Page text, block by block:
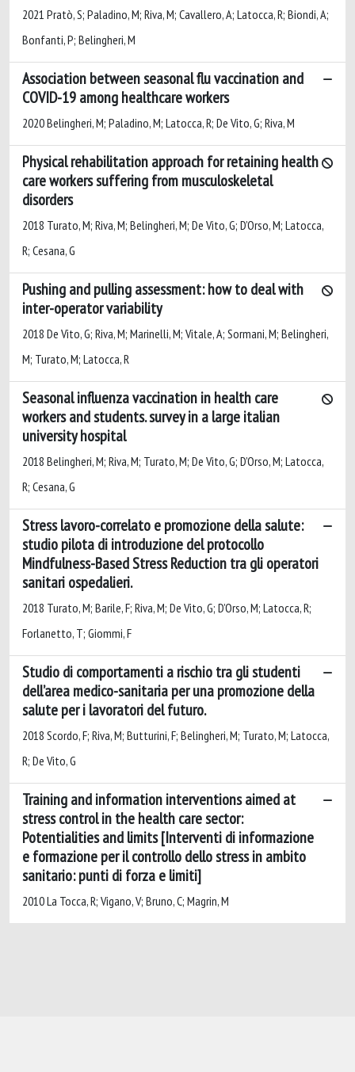
2021 Pratò, S; Paladino, M; Riva, M; Cavallero, A; Latocca, R; Biondi, A;
Bonfanti, P; Belingheri, M
Association between seasonal flu vaccination and
COVID-19 among healthcare workers
2020 Belingheri, M; Paladino, M; Latocca, R; De Vito, G; Riva, M
Physical rehabilitation approach for retaining health
care workers suffering from musculoskeletal
disorders
2018 Turato, M; Riva, M; Belingheri, M; De Vito, G; D’Orso, M; Latocca,
R; Cesana, G
Pushing and pulling assessment: how to deal with
inter-operator variability
2018 De Vito, G; Riva, M; Marinelli, M; Vitale, A; Sormani, M; Belingheri,
M; Turato, M; Latocca, R
Seasonal influenza vaccination in health care
workers and students. survey in a large italian
university hospital
2018 Belingheri, M; Riva, M; Turato, M; De Vito, G; D’Orso, M; Latocca,
R; Cesana, G
Stress lavoro-correlato e promozione della salute:
studio pilota di introduzione del protocollo
Mindfulness-Based Stress Reduction tra gli operatori
sanitari ospedalieri.
2018 Turato, M; Barile, F; Riva, M; De Vito, G; D’Orso, M; Latocca, R;
Forlanetto, T; Giommi, F
Studio di comportamenti a rischio tra gli studenti
dell’area medico-sanitaria per una promozione della
salute per i lavoratori del futuro.
2018 Scordo, F; Riva, M; Butturini, F; Belingheri, M; Turato, M; Latocca,
R; De Vito, G
Training and information interventions aimed at
stress control in the health care sector:
Potentialities and limits [Interventi di informazione
e formazione per il controllo dello stress in ambito
sanitario: punti di forza e limiti]
2010 La Tocca, R; Vigano, V; Bruno, C; Magrin, M